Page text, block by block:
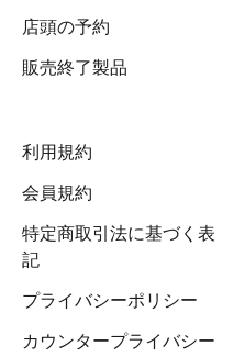
店頭の予約
販売終了製品
利用規約
会員規約
特定商取引法に基づく表
記
プライバシーポリシー
カウンタープライバシー